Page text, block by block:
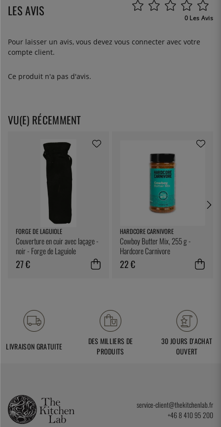
LES AVIS 0 Les Avis
Pour laisser un avis, vous devez vous connecter avec votre
compte client.
Ce produit n'a pas d'avis.
VU(E) RÉCEMMENT
FORGE DE LAGUIOLE
Couverture en cuir avec laçage -
noir - Forge de Laguiole
27 €
HARDCORE CARNIVORE
Cowboy Butter Mix, 255 g -
Hardcore Carnivore
22 €
LIVRAISON GRATUITE
DES MILLIERS DE
PRODUITS
30 JOURS D'ACHAT
OUVERT
service-client@thekitchenlab.fr
+46 8 410 95 200